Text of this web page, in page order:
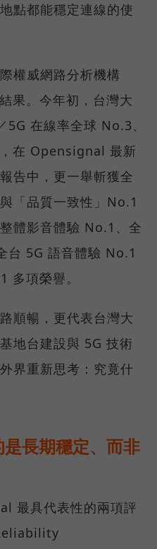
點都能穩定連線的使
權威網路分析機構
果。今年初，台灣大
在線率全球 No.3、
在 Opensignal 最新
告中，更一舉斬獲全
「品質一致性」No.1
體影音體驗 No.1、全
台 5G 語音體驗 No.1
多項榮譽。
順暢，更代表台灣大
地台建設與 5G 技術
界重新思考：究竟什
長期穩定、而非
最具代表性的兩項評